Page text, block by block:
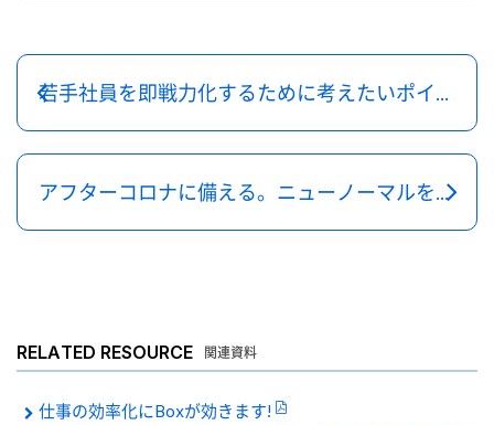
若手社員を即戦力化するために考えたいポイント
アフターコロナに備える。ニューノーマルを意識した業務改革の進め方
RELATED RESOURCE 関連資料
仕事の効率化にBoxが効きます!